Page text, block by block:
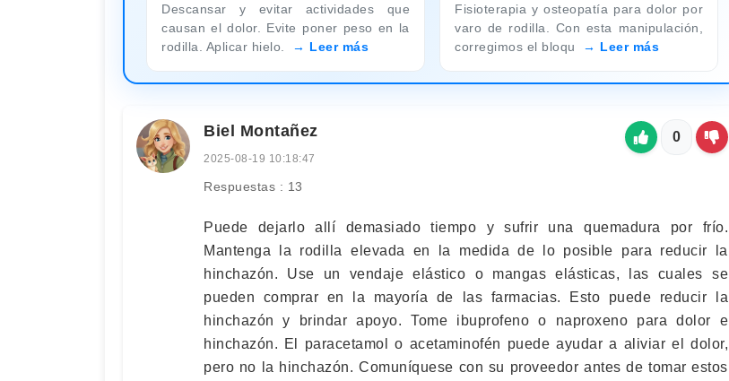
Descansar y evitar actividades que
causan el dolor. Evite poner peso en la
rodilla. Aplicar hielo.
Leer más
Fisioterapia y osteopatía para dolor por
varo de rodilla. Con esta manipulación,
corregimos el bloqu
Leer más
Biel Montañez
2025-08-19 10:18:47
Respuestas : 13
0
Puede dejarlo allí demasiado tiempo y sufrir una quemadura por frío.
Mantenga la rodilla elevada en la medida de lo posible para reducir la
hinchazón. Use un vendaje elástico o mangas elásticas, las cuales se
pueden comprar en la mayoría de las farmacias. Esto puede reducir la
hinchazón y brindar apoyo. Tome ibuprofeno o naproxeno para dolor e
hinchazón. El paracetamol o acetaminofén puede ayudar a aliviar el dolor,
pero no la hinchazón. Comuníquese con su proveedor antes de tomar estos